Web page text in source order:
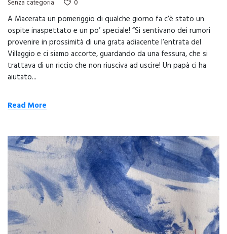
Senza categoria 0
A Macerata un pomeriggio di qualche giorno fa c’è stato un
ospite inaspettato e un po’ speciale! “Si sentivano dei rumori
provenire in prossimità di una grata adiacente l’entrata del
Villaggio e ci siamo accorte, guardando da una fessura, che si
trattava di un riccio che non riusciva ad uscire! Un papà ci ha
aiutato...
Read More